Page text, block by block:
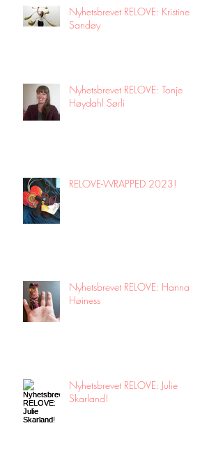
Nyhetsbrevet RELOVE: Kristine
Sandøy
Nyhetsbrevet RELOVE: Tonje
Høydahl Sørli
RELOVE-WRAPPED 2023!
Nyhetsbrevet RELOVE: Hanna
Høiness
Nyhetsbrevet RELOVE: Julie
Skarland!